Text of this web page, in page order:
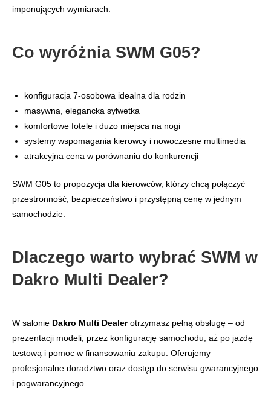
imponujących wymiarach.
Co wyróżnia SWM G05?
konfiguracja 7-osobowa idealna dla rodzin
masywna, elegancka sylwetka
komfortowe fotele i dużo miejsca na nogi
systemy wspomagania kierowcy i nowoczesne multimedia
atrakcyjna cena w porównaniu do konkurencji
SWM G05 to propozycja dla kierowców, którzy chcą połączyć
przestronność, bezpieczeństwo i przystępną cenę w jednym
samochodzie.
Dlaczego warto wybrać SWM w
Dakro Multi Dealer?
W salonie Dakro Multi Dealerotrzymasz pełną obsługę – od
prezentacji modeli, przez konfigurację samochodu, aż po jazdę
testową i pomoc w finansowaniu zakupu. Oferujemy
profesjonalne doradztwo oraz dostęp do serwisu gwarancyjnego
i pogwarancyjnego.